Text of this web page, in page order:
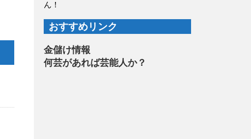
ん！
おすすめリンク
金儲け情報
何芸があれば芸能人か？